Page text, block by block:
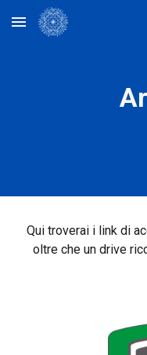
Skip to main content
Qui troverai i link di
oltre che un drive